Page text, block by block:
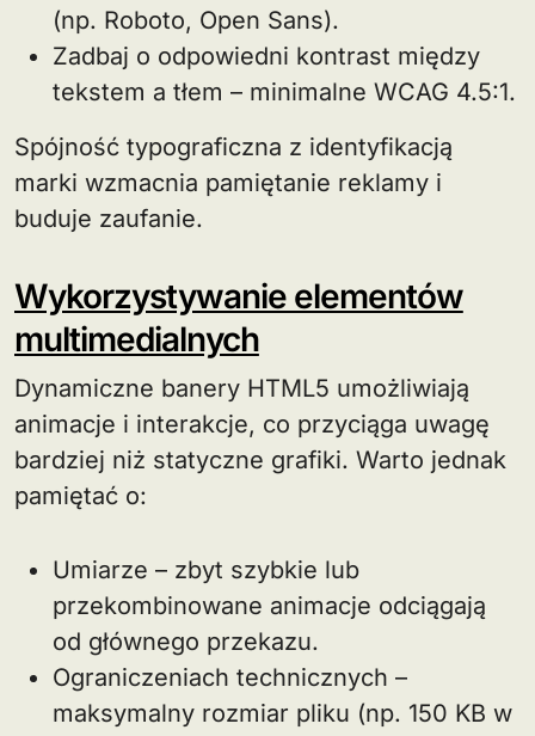
(np. Roboto, Open Sans).
Zadbaj o odpowiedni kontrast między
tekstem a tłem – minimalne WCAG 4.5:1.
Spójność typograficzna z identyfikacją
marki wzmacnia pamiętanie reklamy i
buduje zaufanie.
Wykorzystywanie elementów
multimedialnych
Dynamiczne banery HTML5 umożliwiają
animacje i interakcje, co przyciąga uwagę
bardziej niż statyczne grafiki. Warto jednak
pamiętać o:
Umiarze – zbyt szybkie lub
przekombinowane animacje odciągają
od głównego przekazu.
Ograniczeniach technicznych –
maksymalny rozmiar pliku (np. 150 KB w